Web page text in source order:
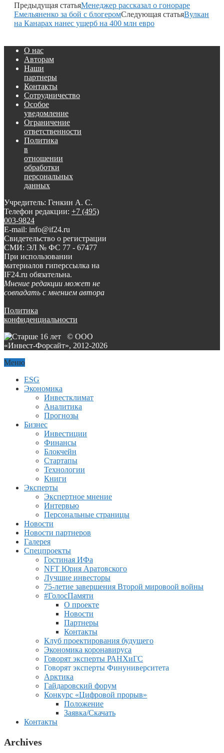
Предыдущая статьяМенеджер рассказал о гонораре
Емельяненко за бой с блогеромСледующая статьяВулкан
на Канарах нанес ущерб на 400 млн евро
О нас
Авторам
Наши
партнеры
Контакты
Сотрудничество
Особое
уведомление
Ограничение
ответственности
Политика
в
отношении
обработки
персональных
данных
Учредитель: Генкин А. С.
Телефон редакции: +7 (495)
003-9824
E-mail: info@if24.ru
Свидетельство о регистрации
СМИ: ЭЛ № ФС 77 - 67477
При использовании
материалов гиперссылка на
IF24.ru обязательна.
Мнение редакции может не
совпадать с мнением автора
Политика
конфиденциальности
© ООО
«Инвест-Форсайт», 2012-2026
Меню
ESG
Экономика
Инвестклимат
Аналитика
Прогнозы
Бизнес
Инвестиции
Финансы
Блокчейн
Стартапы
Технологии
Книги
Эксперты
Экспертное мнение
Интервью
Персональные страницы
Новости
Новости партнеров
Галерея
Спецпроекты
Гостиная ИФа
NFT Юрия Аратовского
Лучшие инвесторы
75-летие завершения Второй мировоой войны
#ГолосПамяти
О проекте
Новости
Партнеры
Контакты
Клуб проектирования будущего
Экономика коронавируса
Говорят эксперты РАНХиГС
Говорят эксперты Финуниверситета
Арктика
Гайдаровский форум
Конкурс «Цифровой прорыв»
Положение
Заявка/Скачать
Контакты
Archives